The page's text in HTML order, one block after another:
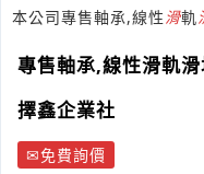
本公司專售軸承,線性 滑軌
專售軸承,線性滑軌
擇鑫企業社
免費詢價